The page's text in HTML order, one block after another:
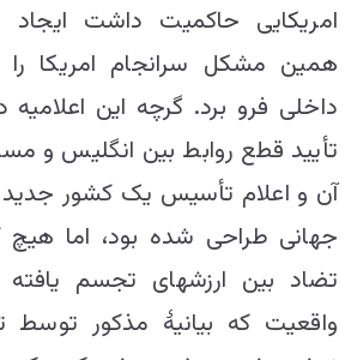
امریکایی حاکمیت داشت ایجاد
همین مشکل سرانجام امریکا
داخلی فرو برد. گرچه این اعلامیه
تأیید قطع روابط بین انگلیس و
آن و اعلام تأسیس یک کشور
جهانی طراحی شده بود، اما
تضاد بین ارزشهای تجسم یافته
واقعیت که بیانیۀ مذکور